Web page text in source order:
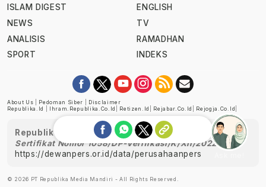
ISLAM DIGEST
NEWS
ANALISIS
SPORT
ENGLISH
TV
RAMADHAN
INDEKS
About Us Pedoman Siber
Disclaimer
Republika.id
Ihram.republika.co.id Retizen.id Rejabar.co.id Rejogja.co.id
Republika telah diverifikasi oleh Dewan Pers
Sertifikat Nomor 1058/DP-Verifikasi/K/XII/2022
https://dewanpers.or.id/data/perusahaanpers
© 2026 PT Republika Media Mandiri - All Rights Reserved.